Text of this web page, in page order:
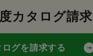
カタログ請求
ログを請求する